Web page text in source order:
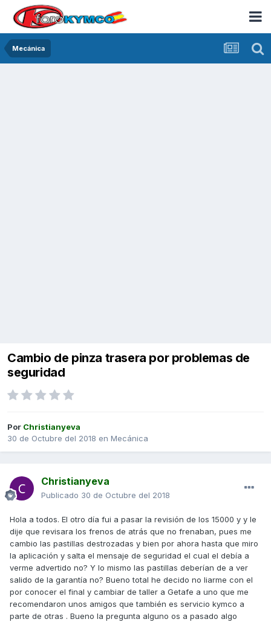
Mecánica
Cambio de pinza trasera por problemas de
seguridad
Por Christianyeva
30 de Octubre del 2018 en Mecánica
Christianyeva
Publicado 30 de Octubre del 2018
Hola a todos. El otro día fui a pasar la revisión de los 15000 y y le
dije que revisara los frenos de atrás que no frenaban, pues me
cambio las pastillas destrozadas y bien por ahora hasta que miro
la aplicación y salta el mensaje de seguridad el cual el debía a
verme advertido no? Y lo mismo las pastillas deberían de a ver
salido de la garantía no? Bueno total he decido no liarme con el
por conocer el final y cambiar de taller a Getafe a uno que me
recomendaron unos amigos que también es servicio kymco a
parte de otras . Bueno la pregunta alguno os a pasado algo